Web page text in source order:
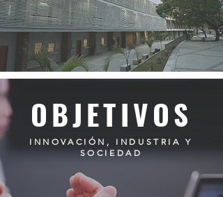
OBJETIVOS
INNOVACIÓN, INDUSTRIA Y
SOCIEDAD